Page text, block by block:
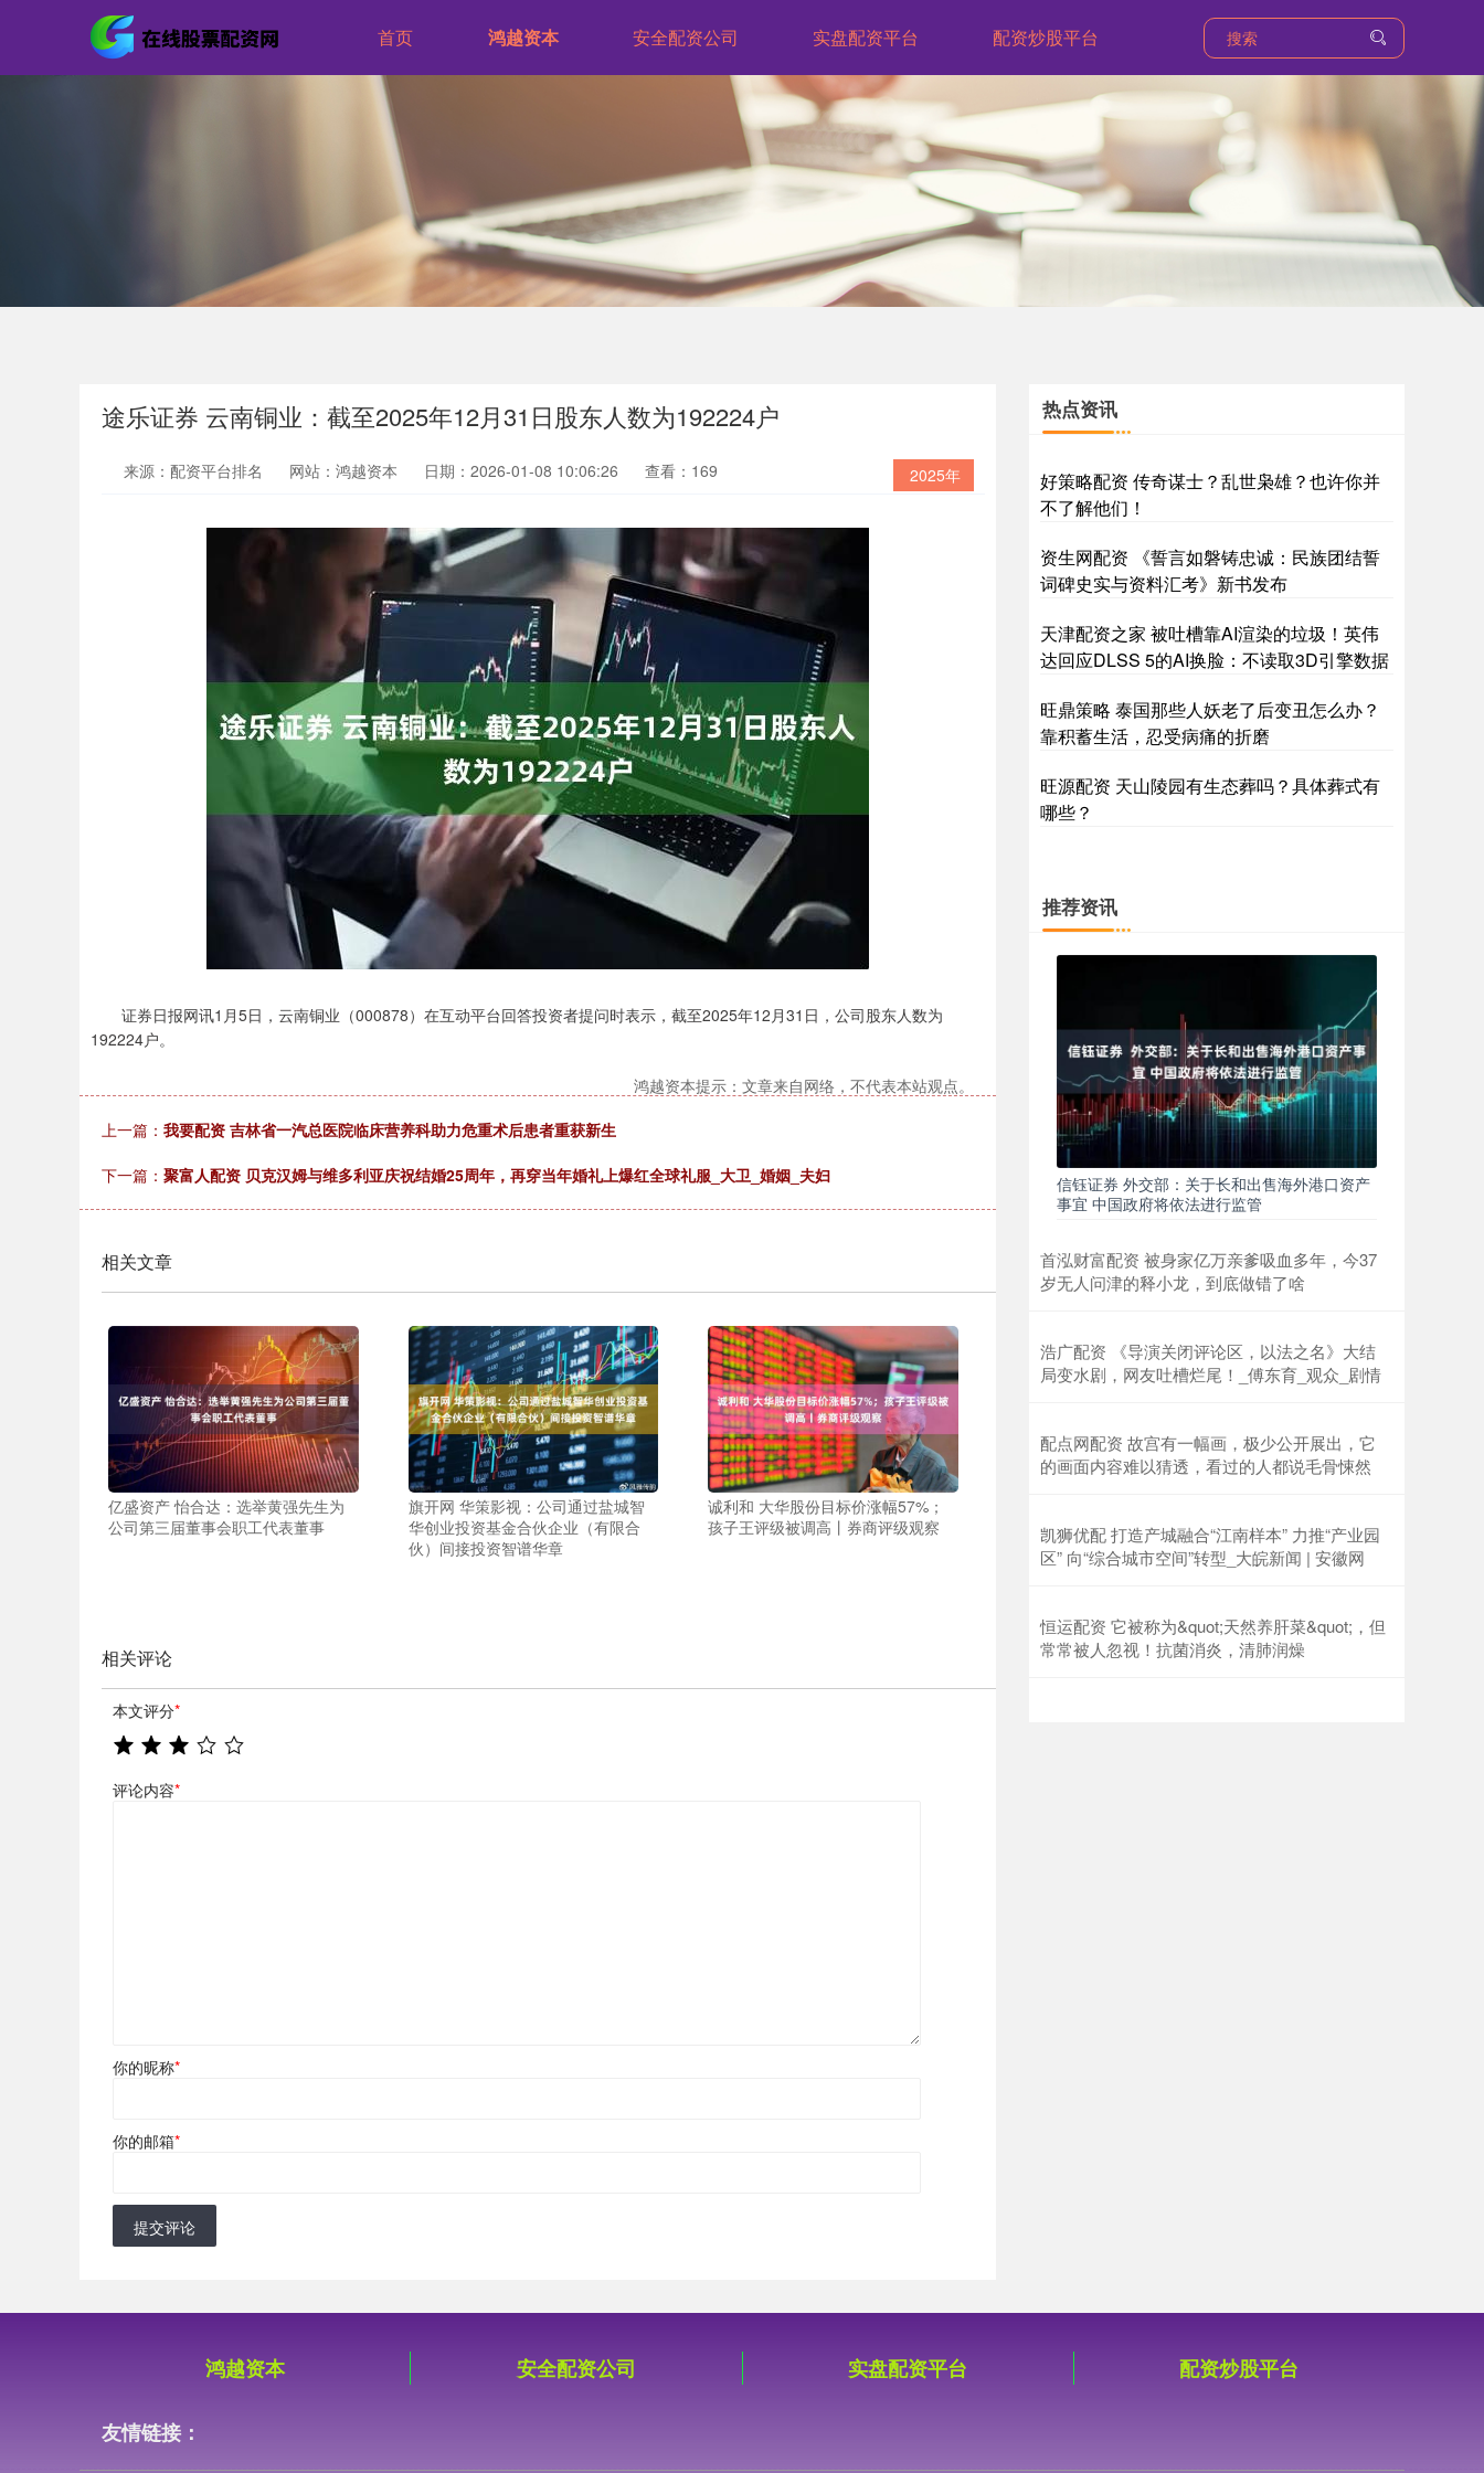
首页 鸿越资本 安全配资公司 实盘配资平台 配资炒股平台
途乐证券 云南铜业：截至2025年12月31日股东人数为192224户
2025年
来源：配资平台排名 网站：鸿越资本 日期：2026-01-08 10:06:26 查看：169
证券日报网讯1月5日，云南铜业（000878）在互动平台回答投资者提问时表示，截至2025年12月31日，公司股东人数为
192224户。
鸿越资本提示：文章来自网络，不代表本站观点。
上一篇： 我要配资 吉林省一汽总医院临床营养科助力危重术后患者重获新生
下一篇： 聚富人配资 贝克汉姆与维多利亚庆祝结婚25周年，再穿当年婚礼上爆红全球礼服_大卫_婚姻_夫妇
相关文章
亿盛资产 怡合达：选举黄强先生为
公司第三届董事会职工代表董事
旗开网 华策影视：公司通过盐城智
华创业投资基金合伙企业（有限合
伙）间接投资智谱华章
诚利和 大华股份目标价涨幅57%；
孩子王评级被调高丨券商评级观察
相关评论
本文评分*
评论内容*
你的昵称*
你的邮箱*
提交评论
热点资讯
好策略配资 传奇谋士？乱世枭雄？也许你并
不了解他们！
资生网配资 《誓言如磐铸忠诚：民族团结誓
词碑史实与资料汇考》新书发布
天津配资之家 被吐槽靠AI渲染的垃圾！英伟
达回应DLSS 5的AI换脸：不读取3D引擎数据
旺鼎策略 泰国那些人妖老了后变丑怎么办？
靠积蓄生活，忍受病痛的折磨
旺源配资 天山陵园有生态葬吗？具体葬式有
哪些？
推荐资讯
信钰证券 外交部：关于长和出售海外港口资产
事宜 中国政府将依法进行监管
首泓财富配资 被身家亿万亲爹吸血多年，今37
岁无人问津的释小龙，到底做错了啥
浩广配资 《导演关闭评论区，以法之名》大结
局变水剧，网友吐槽烂尾！_傅东育_观众_剧情
配点网配资 故宫有一幅画，极少公开展出，它
的画面内容难以猜透，看过的人都说毛骨悚然
凯狮优配 打造产城融合“江南样本” 力推“产业园
区” 向“综合城市空间”转型_大皖新闻 | 安徽网
恒运配资 它被称为&quot;天然养肝菜&quot;，但
常常被人忽视！抗菌消炎，清肺润燥
鸿越资本 安全配资公司 实盘配资平台 配资炒股平台
友情链接：